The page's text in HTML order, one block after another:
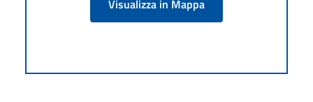
Visualizza in Mappa